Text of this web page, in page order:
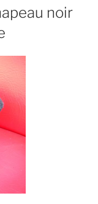
noir